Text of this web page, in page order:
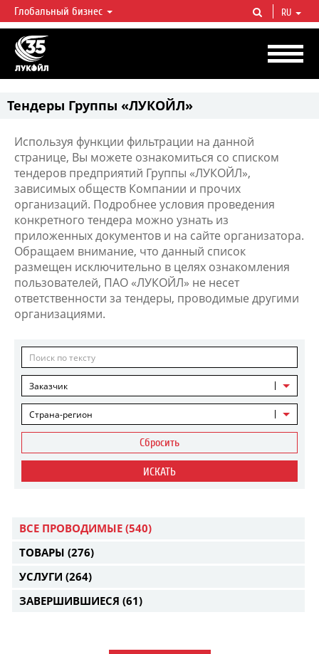
ЛУКОЙЛ СЕГОДНЯ
ЛУКОЙЛ — одна из крупнейших вертикально интегрированных
нефтегазовых компаний в мире, на долю которой приходится более 2%
мировой добычи нефти и около 1% доказанных запасов углеводородов.
Глобальный бизнес RU
Тендеры Группы «ЛУКОЙЛ»
Используя функции фильтрации на данной
странице, Вы можете ознакомиться со списком
тендеров предприятий Группы «ЛУКОЙЛ»,
зависимых обществ Компании и прочих
организаций. Подробнее условия проведения
конкретного тендера можно узнать из
приложенных документов и на сайте организатора.
Обращаем внимание, что данный список
размещен исключительно в целях ознакомления
пользователей, ПАО «ЛУКОЙЛ» не несет
ответственности за тендеры, проводимые другими
организациями.
Заказчик
Страна-регион
Сбросить
ИСКАТЬ
ВСЕ ПРОВОДИМЫЕ (540)
ТОВАРЫ (276)
УСЛУГИ (264)
ЗАВЕРШИВШИЕСЯ (61)